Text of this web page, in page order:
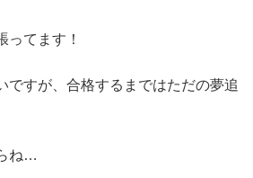
ってます！
ですが、合格するまではただの夢追
ね…